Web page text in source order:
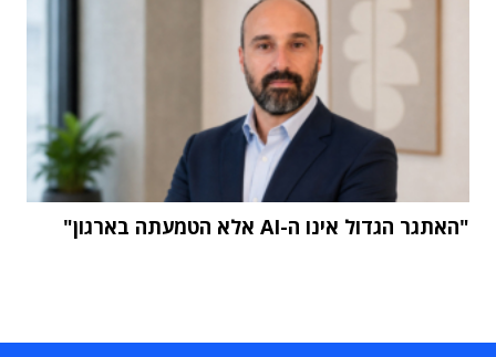
"האתגר הגדול אינו ה-AI אלא הטמעתה בארגון"